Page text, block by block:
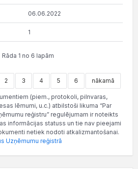
06.06.2022
1
Rāda 1 no 6 lapām
2 3 4 5 6 nākamā
(piem., protokoli, pilnvaras,
lēmumi, u.c.) atbilstoši likuma “Par
reģistru” regulējumam ir noteikts
informācijas statuss un tie nav pieejami
netiek nodoti atkalizmantošanai.
Uzņēmumu reģistrā